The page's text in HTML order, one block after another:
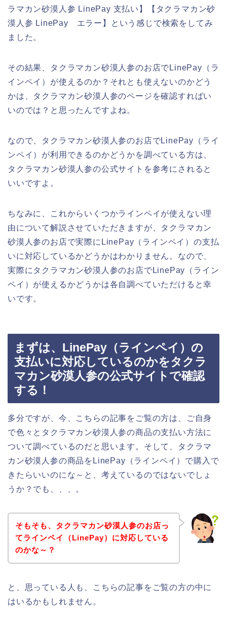
ラマカン砂漠人参 LinePay 支払い】【タクラマカン砂
漠人参 LinePay エラー】という感じで検索をしてみ
ました。
その結果、タクラマカン砂漠人参のお店でLinePay（ラ
インペイ）が使えるのか？それとも使えないのかどう
かは、タクラマカン砂漠人参のページを確認すればい
いのでは？と思ったんですよね。
なので、タクラマカン砂漠人参のお店でLinePay（ライ
ンペイ）が利用できるのかどうかを調べている方は、
タクラマカン砂漠人参の公式サイトを参考にされると
いいですよ。
ちなみに、これからいくつかラインペイが使えない理
由について解説させていただきますが、タクラマカン
砂漠人参のお店で実際にLinePay（ラインペイ）の支払
いに対応しているかどうかはわかりません。なので、
実際にタクラマカン砂漠人参のお店でLinePay（ライン
ペイ）が使えるかどうかは各自調べていただけると幸
いです。
まずは、LinePay（ラインペイ）の
支払いに対応しているのかをタクラ
マカン砂漠人参の公式サイトで確認
する！
多分ですが、今、こちらの記事をご覧の方は、ご自身
で色々とタクラマカン砂漠人参の商品の支払い方法に
ついて調べているのだと思います。そして、タクラマ
カン砂漠人参の商品をLinePay（ラインペイ）で購入で
きたらいいのにな～と、考えているのではないでしょ
うか？でも、、、。
そもそも、タクラマカン砂漠人参のお店っ
てラインペイ（LinePay）に対応している
のかな～？
と、思っている人も、こちらの記事をご覧の方の中に
はいるかもしれません。